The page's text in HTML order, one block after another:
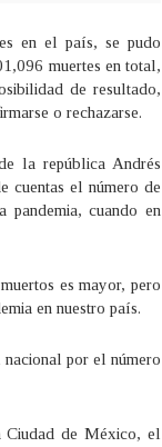
en el país, se pudo
muertes en total,
de resultado,
o rechazarse.
la república Andrés
cuentas el número de
pandemia, cuando en
es mayor, pero
en nuestro país.
por el número
Ciudad de México, el